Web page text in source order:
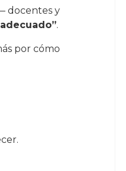
docentes y
.
por cómo
ALCOBA, ALMA DE LOS
AHORA DA